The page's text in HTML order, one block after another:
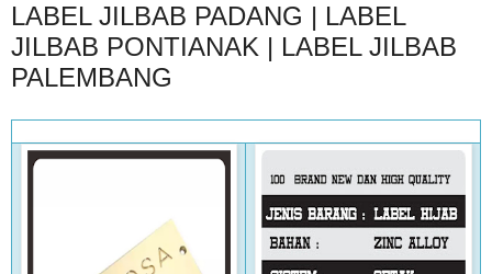
LABEL JILBAB PADANG | LABEL
JILBAB PONTIANAK | LABEL JILBAB
PALEMBANG